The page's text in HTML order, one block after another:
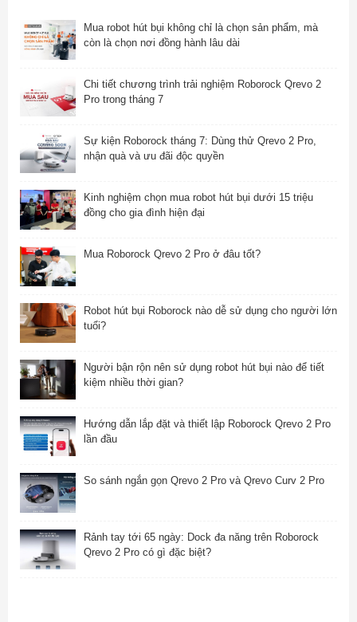
Mua robot hút bụi không chỉ là chọn sản phẩm, mà
còn là chọn nơi đồng hành lâu dài
Chi tiết chương trình trải nghiệm Roborock Qrevo 2
Pro trong tháng 7
Sự kiện Roborock tháng 7: Dùng thử Qrevo 2 Pro,
nhận quà và ưu đãi độc quyền
Kinh nghiệm chọn mua robot hút bụi dưới 15 triệu
đồng cho gia đình hiện đại
Mua Roborock Qrevo 2 Pro ở đâu tốt?
Robot hút bụi Roborock nào dễ sử dụng cho người lớn
tuổi?
Người bận rộn nên sử dụng robot hút bụi nào để tiết
kiệm nhiều thời gian?
Hướng dẫn lắp đặt và thiết lập Roborock Qrevo 2 Pro
lần đầu
So sánh ngắn gọn Qrevo 2 Pro và Qrevo Curv 2 Pro
Rảnh tay tới 65 ngày: Dock đa năng trên Roborock
Qrevo 2 Pro có gì đặc biệt?